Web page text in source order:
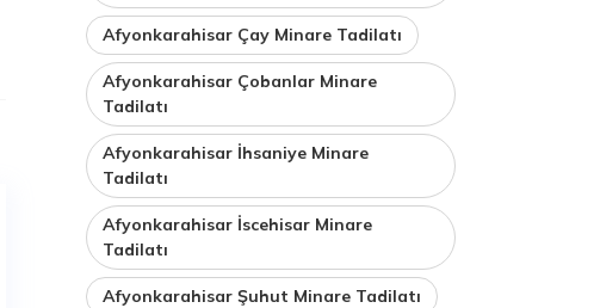
Afyonkarahisar Çay Minare Tadilatı
Afyonkarahisar Çobanlar Minare
Tadilatı
Afyonkarahisar İhsaniye Minare
Tadilatı
Afyonkarahisar İscehisar Minare
Tadilatı
Afyonkarahisar Şuhut Minare Tadilatı